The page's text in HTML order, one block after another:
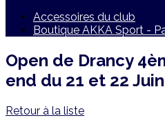
Accessoires du club
Boutique AKKA Sport -
Open de Drancy
end du 21 et 22 Juin
Retour à la liste